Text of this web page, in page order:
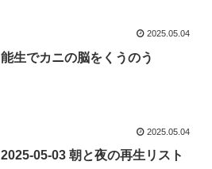
2025.05.04
能生でカニの脳をくうのう
2025.05.04
2025-05-03 朝と夜の再生リスト